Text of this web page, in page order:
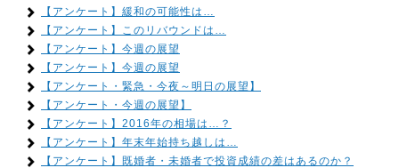
【アンケート】緩和の可能性は…
【アンケート】このリバウンドは…
【アンケート】今週の展望
【アンケート】今週の展望
【アンケート・緊急・今夜～明日の展望】
【アンケート・今週の展望】
【アンケート】2016年の相場は…？
【アンケート】年末年始持ち越しは…
【アンケート】既婚者・未婚者で投資成績の差はあるのか？